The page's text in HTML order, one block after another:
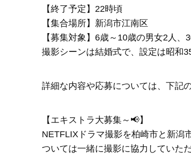
【終了予定】22時頃
【集合場所】新潟市江南区
【募集対象】6歳～10歳の男女2人
撮影シーンは結婚式で、設定は昭和
詳細な内容や応募については、下記
【エキストラ大募集～📢】
NETFLIXドラマ撮影を柏崎市と新潟
ついては一緒に撮影に協力していた